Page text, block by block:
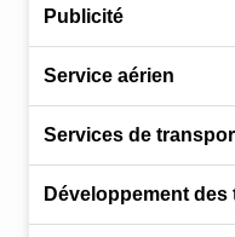
Publicité
Service aérien
Services de
Développement des